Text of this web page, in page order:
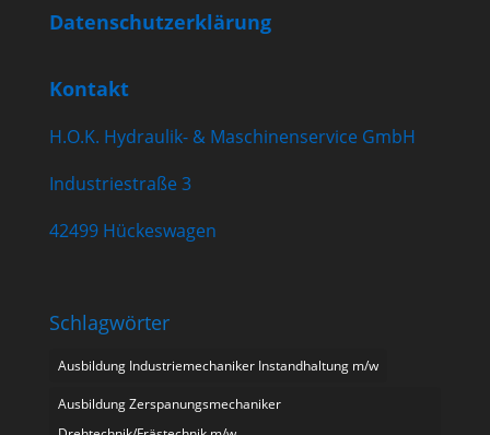
Datenschutzerklärung
Kontakt
H.O.K. Hydraulik- & Maschinenservice GmbH
Industriestraße 3
42499 Hückeswagen
Schlagwörter
Ausbildung Industriemechaniker Instandhaltung m/w
Ausbildung Zerspanungsmechaniker